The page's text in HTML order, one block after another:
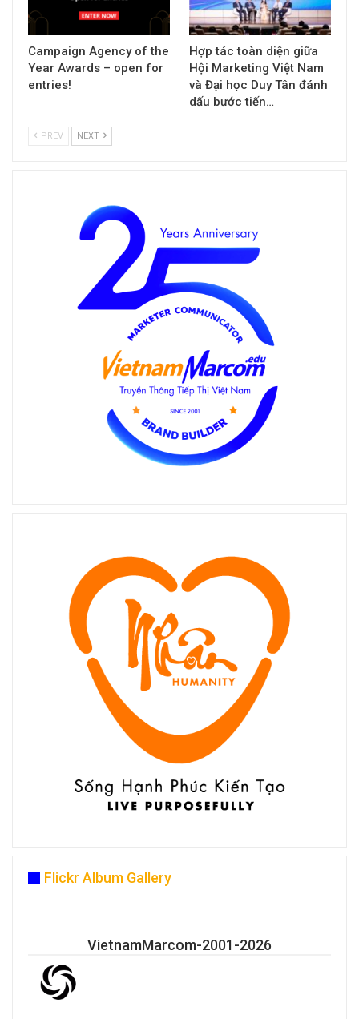
Campaign Agency of the
Year Awards – open for
entries!
Hợp tác toàn diện giữa
Hội Marketing Việt Nam
và Đại học Duy Tân đánh
dấu bước tiến…
PREV NEXT
Flickr Album Gallery
VietnamMarcom-2001-2026